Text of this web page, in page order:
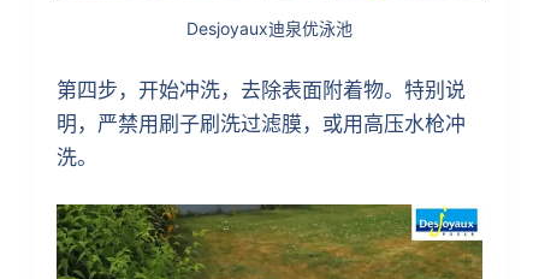
Desjoyaux迪泉优泳池
第四步，开始冲洗，去除表面附着物。特别说
明，严禁用刷子刷洗过滤膜，或用高压水枪冲
洗。